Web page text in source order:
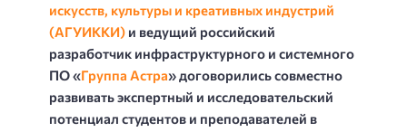
искусств, культуры и креативных индустрий
(АГУИККИ) и ведущий российский
разработчик инфраструктурного и системного
ПО «Группа Астра» договорились совместно
развивать экспертный и исследовательский
потенциал студентов и преподавателей в